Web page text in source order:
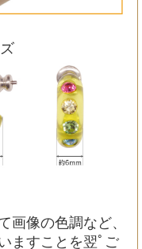
像の色調など、
ますことを翌ﾟご